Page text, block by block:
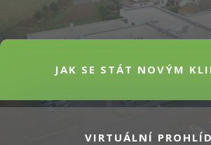
JAK SE STÁT NOVÝM
VIRTUÁLNÍ